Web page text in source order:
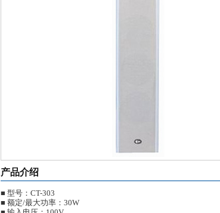
产品介绍
■ 型号：CT-303
■ 额定/最大功率：30W